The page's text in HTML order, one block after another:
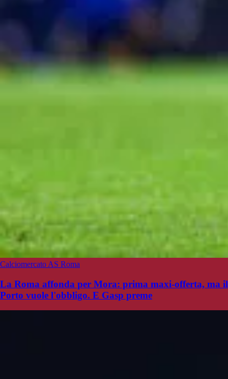
Calciomercato AS Roma
La Roma affonda per Mora: prima maxi-offerta, ma il
Porto vuole l'obbligo. E Gasp preme